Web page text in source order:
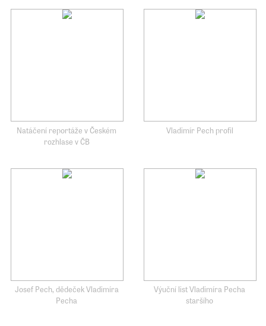
Natáčení reportáže v Českém
rozhlase v ČB
Vladimír Pech profil
Josef Pech, dědeček Vladimíra
Pecha
Výuční list Vladimíra Pecha
staršího